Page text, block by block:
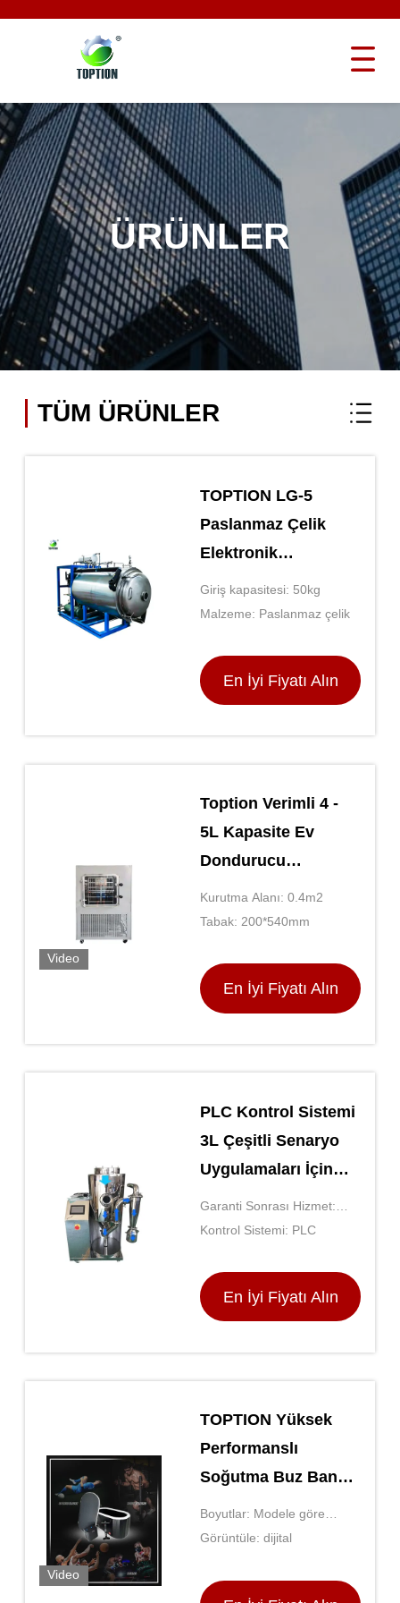
ÜRÜNLER
TÜM ÜRÜNLER
TOPTION LG-5
Paslanmaz Çelik
Elektronik
Dondurucu Üstün
Performans
Giriş kapasitesi: 50kg
Malzeme: Paslanmaz çelik
En İyi Fiyatı Alın
Video
Toption Verimli 4 -
5L Kapasite Ev
Dondurucu
Kurucuları Daha
Uzun Süredir Taze
Kurutma Alanı: 0.4m2
Tabak: 200*540mm
En İyi Fiyatı Alın
PLC Kontrol Sistemi
3L Çeşitli Senaryo
Uygulamaları İçin
Spray Kurucu
Ekipmanı
Garanti Sonrası Hizmet:
Çevrimiçi destek Kontrol Sistemi: PLC
En İyi Fiyatı Alın
Video
TOPTION Yüksek
Performanslı
Soğutma Buz Banyo
Dijital Ekran Tipi
Boyutlar: Modele göre
belirlenir
Görüntüle: dijital